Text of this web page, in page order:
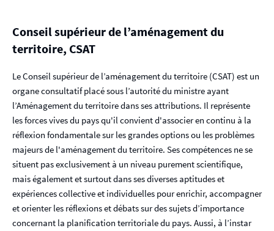
a
l
Conseil supérieur de l’aménagement du
territoire, CSAT
Le Conseil supérieur de l’aménagement du territoire (CSAT) est un
organe consultatif placé sous l’autorité du ministre ayant
l’Aménagement du territoire dans ses attributions. Il représente
les forces vives du pays qu'il convient d'associer en continu à la
réflexion fondamentale sur les grandes options ou les problèmes
majeurs de l'aménagement du territoire. Ses compétences ne se
situent pas exclusivement à un niveau purement scientifique,
mais également et surtout dans ses diverses aptitudes et
expériences collective et individuelles pour enrichir, accompagner
et orienter les réflexions et débats sur des sujets d’importance
concernant la planification territoriale du pays. Aussi, à l’instar